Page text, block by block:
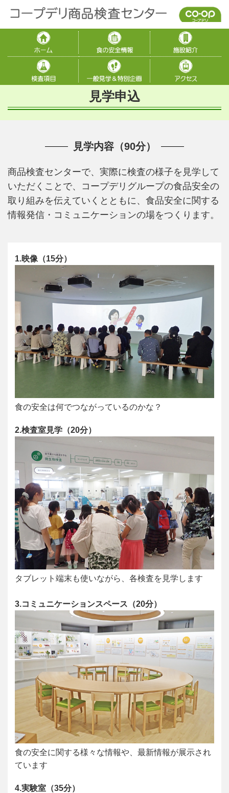
見学申込
見学内容（90分）
商品検査センターで、実際に検査の様子を見学して
いただくことで、コープデリグループの食品安全の
取り組みを伝えていくとともに、食品安全に関する
情報発信・コミュニケーションの場をつくります。
1.映像（15分）
食の安全は何でつながっているのかな？
2.検査室見学（20分）
タブレット端末も使いながら、各検査を見学します
3.コミュニケーションスペース（20分）
食の安全に関する様々な情報や、最新情報が展示され
ています
4.実験室（35分）